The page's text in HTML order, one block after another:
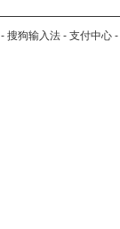
- 搜狗输入法 - 支付中心 -